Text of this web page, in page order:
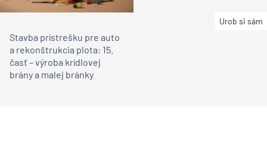
Urob si sám
a rekonštrukcia plota: 15.
časť – výroba krídlovej
brány a malej bránky